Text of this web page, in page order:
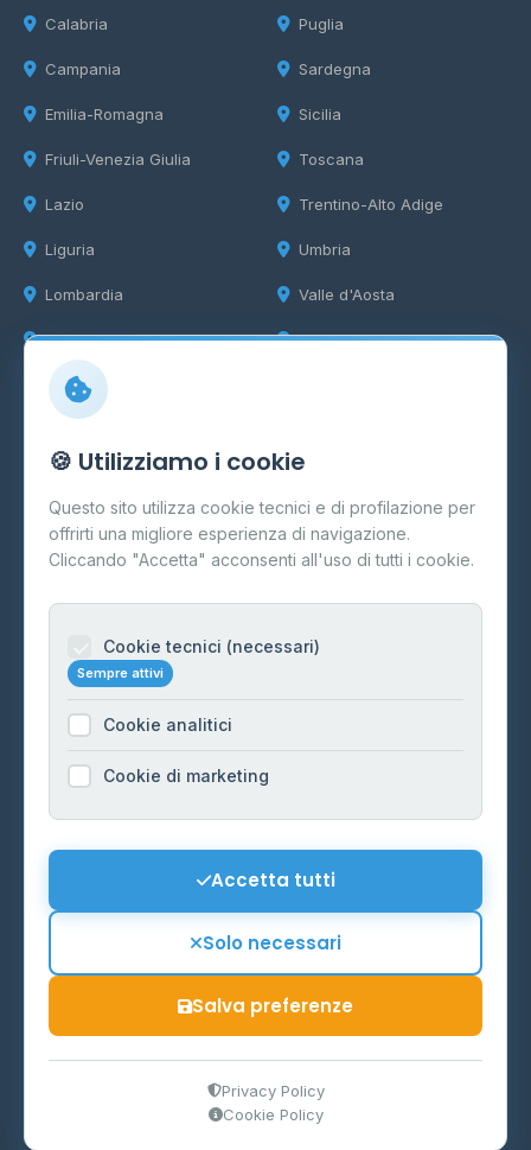
Calabria
Campania
Emilia-Romagna
Friuli-Venezia Giulia
Lazio
Liguria
Lombardia
Marche
Puglia
Sardegna
Sicilia
Toscana
Trentino-Alto Adige
Umbria
Valle d'Aosta
Veneto
Info
Cos'è il GPL
FAQ
Contatti
Informazioni legali
Cookie Policy
Preferenze Cookie
Mappa del sito
P.IVA 03859300364
Ministero delle Imprese e del Made in Italy
🍪 Utilizziamo i cookie
Questo sito utilizza cookie tecnici e di profilazione per
offrirti una migliore esperienza di navigazione.
Cliccando "Accetta" acconsenti all'uso di tutti i cookie.
Cookie tecnici (necessari)
Sempre attivi
Cookie analitici
Cookie di marketing
Accetta tutti
Solo necessari
Salva preferenze
Privacy Policy
Cookie Policy